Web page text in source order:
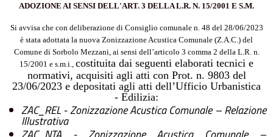
ADOZIONE AI SENSI DELL'ART. 3 DELLA L.R. N. 15/2001 E S.M.
Si avvisa che con deliberazione di Consiglio comunale n. 48 del 28/06/2023
è stata adottata la nuova Zonizzazione Acustica Comunale (Z.A.C.) del
Comune di Sorbolo Mezzani, ai sensi dell’articolo 3 comma 2 della L.R. n.
15/2001 e s.m.i., costituita dai seguenti elaborati tecnici e
normativi, acquisiti agli atti con Prot. n. 9803 del
23/06/2023 e depositati agli atti dell’Ufficio Urbanistica
- Edilizia:
ZAC_REL - Zonizzazione Acustica Comunale – Relazione
Illustrativa